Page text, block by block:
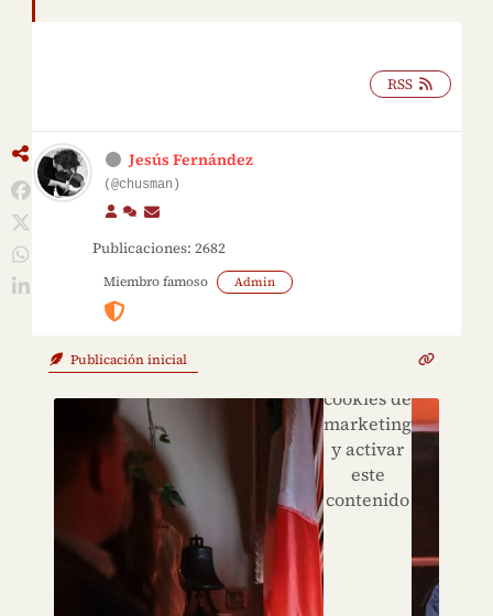
RSS
Jesús Fernández
(@chusman)
Publicaciones: 2682
Miembro famoso Admin
Publicación inicial
cookies de
marketing
y activar
este
contenido